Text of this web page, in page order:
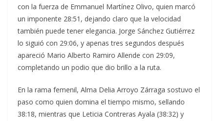
con la fuerza de Emmanuel Martínez Olivo, quien marcó
un imponente 28:51, dejando claro que la velocidad
también puede tener elegancia. Jorge Sánchez Gutiérrez
lo siguió con 29:06, y apenas tres segundos después
apareció Mario Alberto Ramiro Allende con 29:09,
completando un podio que dio brillo a la ruta.
En la rama femenil, Alma Delia Arroyo Zárraga sostuvo el
paso como quien domina el tiempo mismo, sellando
38:18, mientras que Leticia Contreras Ayala (38:32) y